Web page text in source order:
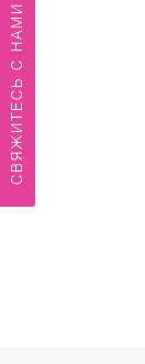
СВЯЖИТЕСЬ С НАМИ